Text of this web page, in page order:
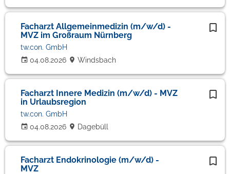
Facharzt Allgemeinmedizin (m/w/d) -
MVZ im Großraum Nürnberg
04.08.2026
tw.con. GmbH
Windsbach
Facharzt Innere Medizin (m/w/d) - MVZ
in Urlaubsregion
04.08.2026
tw.con. GmbH
Dagebüll
Facharzt Endokrinologie (m/w/d) -
MVZ